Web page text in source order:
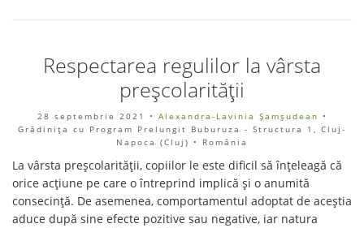
Respectarea regulilor la vârsta
preșcolarității
28 septembrie 2021 • Alexandra-Lavinia Șamșudean •
Grădinița cu Program Prelungit Buburuza - Structura 1, Cluj-
Napoca (Cluj) • România
La vârsta preșcolarității, copiilor le este dificil să înțeleagă că
orice acțiune pe care o întreprind implică și o anumită
consecință. De asemenea, comportamentul adoptat de aceștia
aduce după sine efecte pozitive sau negative, iar natura